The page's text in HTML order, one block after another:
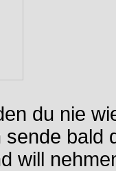
du nie
bald
will